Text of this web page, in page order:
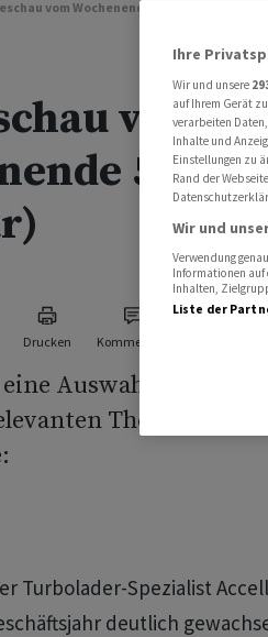
vom Wochenende 5 (3./4. Februar)
vom
5 (3./
Drucken Kommentare
Auswahl von
Themen aus
Turbolader-Spezialist
deutlich
Ihre
Wir und unsere
auf Ihrem Gerät
verarbeiten
Inhalte und
Einstellungen zu
Rand der
Wir und
Verwendung
Informationen auf
Inhalten,
Liste der